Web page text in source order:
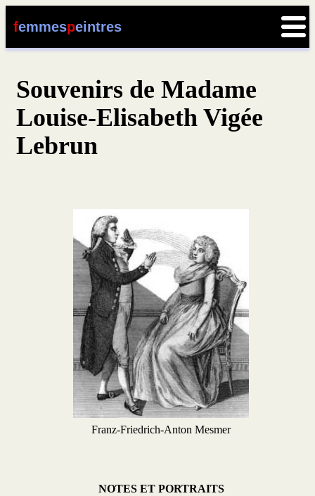
femmespeintres
Souvenirs de Madame
Louise-Elisabeth Vigée
Lebrun
Franz-Friedrich-Anton Mesmer
NOTES ET PORTRAITS